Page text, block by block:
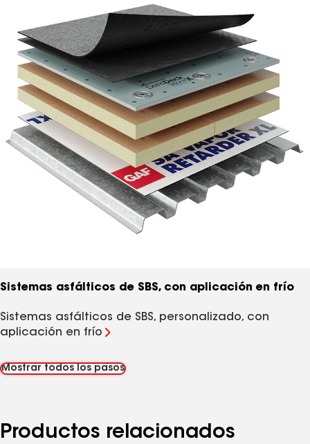
Sistemas asfálticos de SBS, con aplicación en frío
Sistemas asfálticos de SBS, personalizado, con
aplicación en frío
Mostrar todos los pasos
Productos relacionados